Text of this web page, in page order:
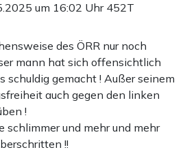
um 16:02 Uhr 452T
des ÖRR nur noch
mann hat sich offensichtlich
schuldig gemacht ! Außer seinem
auch gegen den linken
!
schlimmer und mehr und mehr
!!